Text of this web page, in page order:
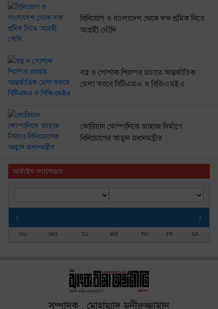
বিনিয়োগ ও বাংলাদেশ থেকে দক্ষ শ্রমিক নিতে
আগ্রহী সৌদি
বস্ত্র ও পোশাক শিল্পের প্রচারে আন্তর্জাতিক
মেলা করবে বিটিএমএ ও বিজিএমইএ
কোরিয়ান কোম্পানিকে জাহাজ নির্মাণে
বিনিয়োগের আহ্বান প্রধানমন্ত্রীর
আর্কাইভ ক্যালেণ্ডার
‹ ›
SU MO TU WE TH FR SA
সম্পাদক : মোহাম্মাদ মুনীরুজ্জামান